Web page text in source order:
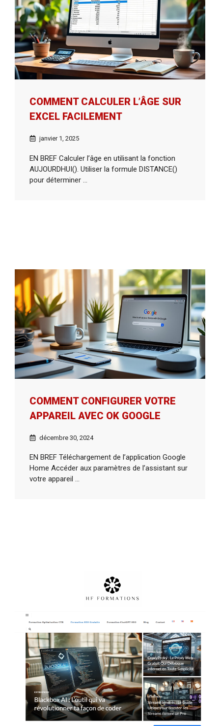
COMMENT CALCULER L’ÂGE SUR
EXCEL FACILEMENT
janvier 1, 2025
EN BREF Calculer l’âge en utilisant la fonction
AUJOURDHUI(). Utiliser la formule DISTANCE()
pour déterminer ...
COMMENT CONFIGURER VOTRE
APPAREIL AVEC OK GOOGLE
décembre 30, 2024
EN BREF Téléchargement de l’application Google
Home Accéder aux paramètres de l’assistant sur
votre appareil ...